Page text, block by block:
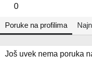
0
Poruke na profilima
Još uvek nema poruka